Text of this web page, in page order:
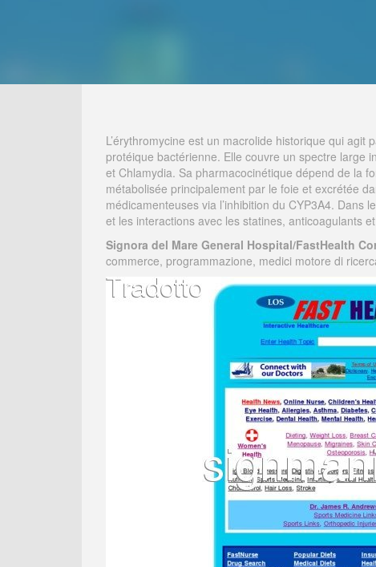
L’érythromycine est un macrolide historique qui
protéique bactérienne. Elle couvre un spectre large
et Chlamydia. Sa pharmacocinétique dépend de la
métabolisée principalement par le foie et excrétée
médicamenteuses via l’inhibition du CYP3A4. Dans
et les interactions avec les statines, anticoagulants
Signora del Mare General Hospital/FastHealth
commerce, programmazione, medici motore di